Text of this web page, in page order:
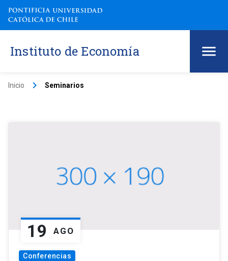
Instituto de Economía
Inicio keyboard_arrow_right Seminarios
19 AGO
Conferencias